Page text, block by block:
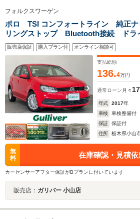
フォルクスワーゲン
ポロ TSI コンフォートライン 純正
リングストップ Bluetooth接続 ド
ABS付き 横滑り防止装置 盗難防止
ウ
販売店保証 購入プラン付 オンライン相談可
支払総額
136.4万円
通常ローン 月々
年式 2017年
車検
車検整備付
保証
保証付
住所
栃木県小山
無
料
在庫確認・見積依
カーセンサーアフター保証がBプランに付いています
販売店： ガリバー 小山店